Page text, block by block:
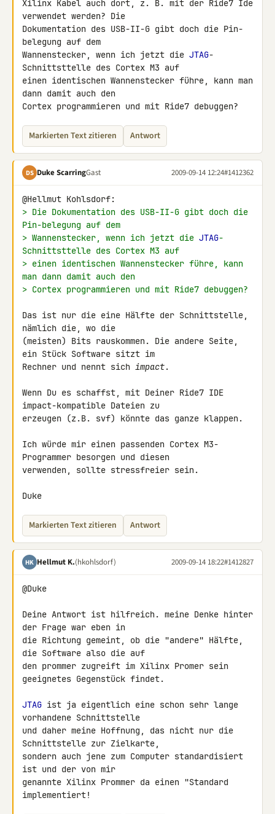
Xilinx Kabel auch dort, z. B. mit der Ride7 Ide
verwendet werden? Die
Dokumentation des USB-II-G gibt doch die Pin-
belegung auf dem
Wannenstecker, wenn ich jetzt die JTAG-
Schnittsttelle des Cortex M3 auf
einen identischen Wannenstecker führe, kann man
dann damit auch den
Cortex programmieren und mit Ride7 debuggen?
Markierten Text zitieren Antwort
DS Duke ScarringGast 2009-09-14 12:24#1412362
> Die Dokumentation des USB-II-G gibt doch die
Pin-belegung auf dem
> Wannenstecker, wenn ich jetzt die JTAG-
Schnittsttelle des Cortex M3 auf
> einen identischen Wannenstecker führe, kann
man dann damit auch den
> Cortex programmieren und mit Ride7 debuggen?
Das ist nur die eine Hälfte der Schnittstelle,
nämlich die, wo die
(meisten) Bits rauskommen. Die andere Seite,
ein Stück Software sitzt im
Rechner und nennt sich impact.
Wenn Du es schaffst, mit Deiner Ride7 IDE
impact-kompatible Dateien zu
erzeugen (z.B. svf) könnte das ganze klappen.
Ich würde mir einen passenden Cortex M3-
Programmer besorgen und diesen
verwenden, sollte stressfreier sein.
Duke
Markierten Text zitieren Antwort
HK Hellmut K.(hkohlsdorf) 2009-09-14 18:22#1412827
@Duke
Deine Antwort ist hilfreich. meine Denke hinter
der Frage war eben in
die Richtung gemeint, ob die "andere" Hälfte,
die Software also die auf
den prommer zugreift im Xilinx Promer sein
geeignetes Gegenstück findet.
JTAG ist ja eigentlich eine schon sehr lange
vorhandene Schnittstelle
und daher meine Hoffnung, das nicht nur die
Schnittstelle zur Zielkarte,
sondern auch jene zum Computer standardisiert
ist und der von mir
genannte Xilinx Prommer da einen "Standard
implementiert!